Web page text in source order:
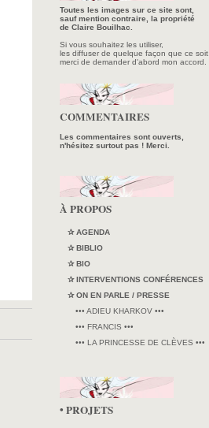
Toutes les images sur ce site sont,
sauf mention contraire, la propriété
de Claire Bouilhac.
Si vous souhaitez les utiliser,
les diffuser de quelque façon que ce soit,
merci de demander d'abord mon accord.
COMMENTAIRES
Les commentaires sont ouverts,
n'hésitez surtout pas ! Merci.
À PROPOS
✰ AGENDA
✰ BIBLIO
✰ BIO
✰ INTERVENTIONS CONFÉRENCES
✰ ON EN PARLE / PRESSE
••• ADIEU KHARKOV •••
••• FRANCIS •••
••• LA PRINCESSE DE CLÈVES •••
• PROJETS